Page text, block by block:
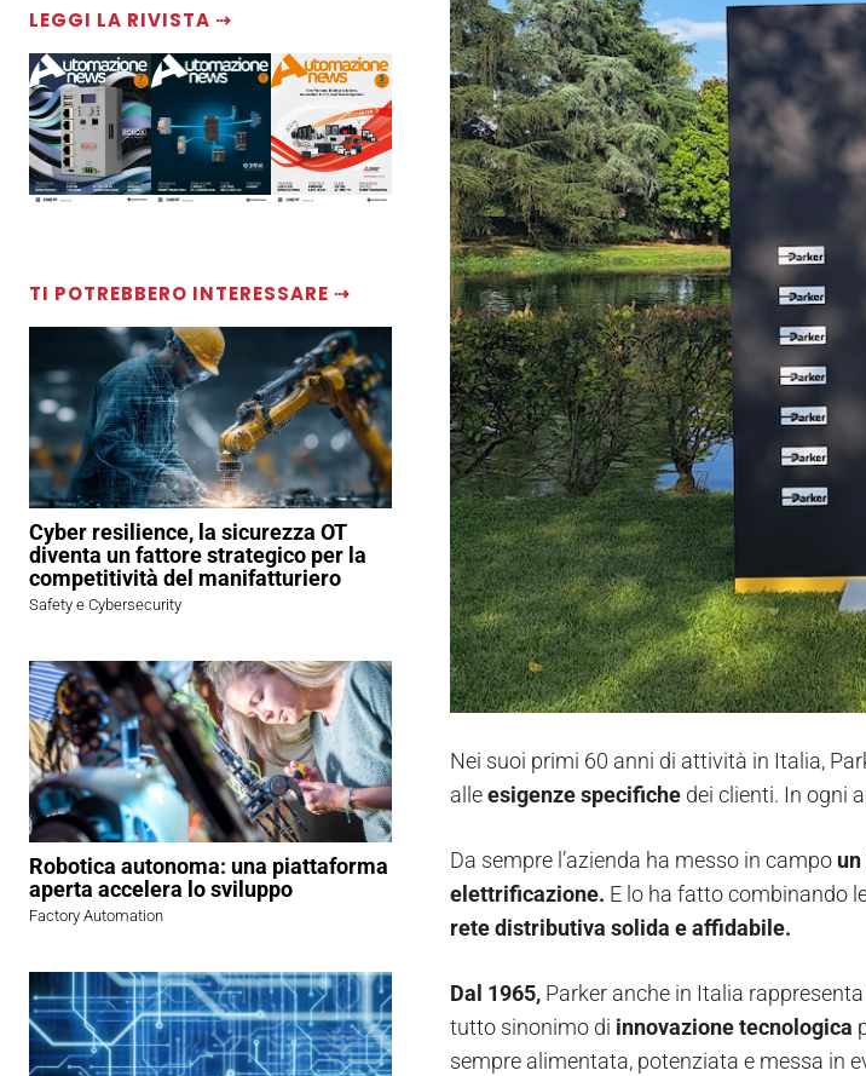
LEGGI LA RIVISTA ⇢
TI POTREBBERO INTERESSARE ⇢
Cyber resilience, la sicurezza OT
diventa un fattore strategico per la
competitività del manifatturiero
Safety e Cybersecurity
Robotica autonoma: una piattaforma
aperta accelera lo sviluppo
Factory Automation
Nei suoi primi 60 anni di attività in Italia,
alleesigenze specifiche dei clienti. In ogni
Da sempre l’azienda ha messo in campo
elettrificazione. E lo ha fatto combinando
rete distributiva solida e affidabile.
Dal 1965, Parker anche in Italia rappresenta
tutto sinonimo di innovazione tecnologica
sempre alimentata, potenziata e messa in